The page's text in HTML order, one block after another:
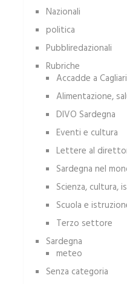
Nazionali
politica
Pubbliredazionali
Rubriche
Accadde a Cagliari
Alimentazione,
DIVO Sardegna
Eventi e cultura
Lettere al
Sardegna nel
Scienza, cultura,
Scuola e
Terzo settore
Sardegna
meteo
Senza categoria